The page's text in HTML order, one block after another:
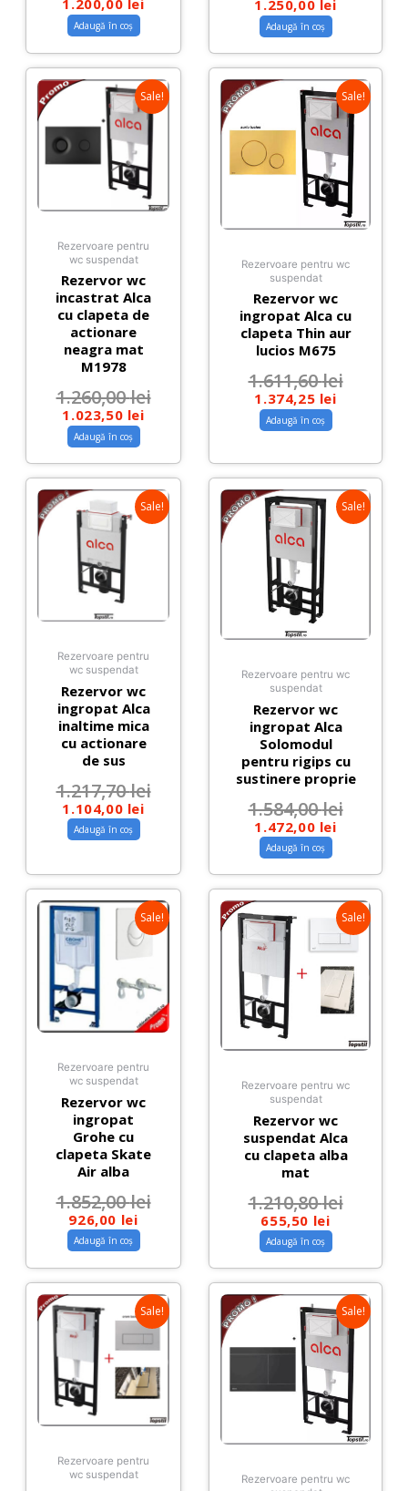
1.200,00 lei
Adaugă în coș
1.250,00 lei
Adaugă în coș
Sale!
Rezervoare pentru
wc suspendat
Rezervor wc
incastrat Alca
cu clapeta de
actionare
neagra mat
M1978
1.260,00lei
1.023,50 lei
Adaugă în coș
Sale!
Rezervoare pentru wc
suspendat
Rezervor wc
ingropat Alca cu
clapeta Thin aur
lucios M675
1.611,60lei
1.374,25 lei
Adaugă în coș
Sale!
Rezervoare pentru
wc suspendat
Rezervor wc
ingropat Alca
inaltime mica
cu actionare
de sus
1.217,70lei
1.104,00 lei
Adaugă în coș
Sale!
Rezervoare pentru wc
suspendat
Rezervor wc
ingropat Alca
Solomodul
pentru rigips cu
sustinere proprie
1.584,00lei
1.472,00 lei
Adaugă în coș
Sale!
Rezervoare pentru
wc suspendat
Rezervor wc
ingropat
Grohe cu
clapeta Skate
Air alba
1.852,00lei
926,00 lei
Adaugă în coș
Sale!
Rezervoare pentru wc
suspendat
Rezervor wc
suspendat Alca
cu clapeta alba
mat
1.210,80lei
655,50 lei
Adaugă în coș
Sale!
Rezervoare pentru
wc suspendat
Sale!
Rezervoare pentru wc